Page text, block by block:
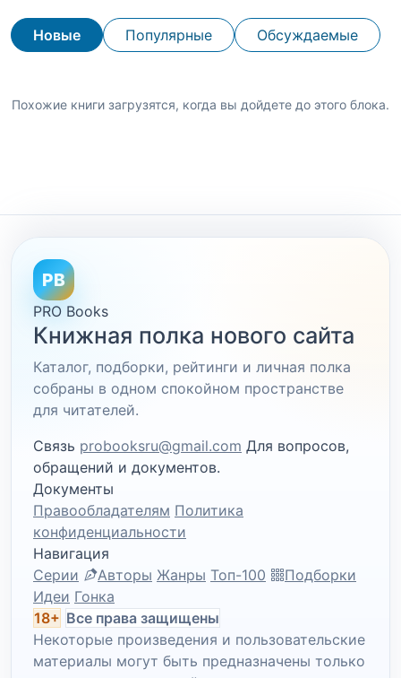
Новые Популярные Обсуждаемые
Похожие книги загрузятся, когда вы дойдете до этого блока.
PB
PRO Books
Книжная полка нового сайта
Каталог, подборки, рейтинги и личная полка
собраны в одном спокойном пространстве
для читателей.
Связь probooksru@gmail.com Для вопросов,
обращений и документов.
Документы
Правообладателям Политика
конфиденциальности
Навигация
Серии
Авторы Жанры Топ-100
Подборки
Идеи Гонка
18+ Все права защищены
Некоторые произведения и пользовательские
материалы могут быть предназначены только